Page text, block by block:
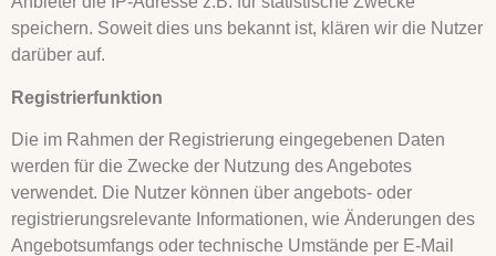
speichern. Soweit dies uns bekannt ist, klären wir die Nutzer
darüber auf.
Registrierfunktion
Die im Rahmen der Registrierung eingegebenen Daten
werden für die Zwecke der Nutzung des Angebotes
verwendet. Die Nutzer können über angebots- oder
registrierungsrelevante Informationen, wie Änderungen des
Angebotsumfangs oder technische Umstände per E-Mail